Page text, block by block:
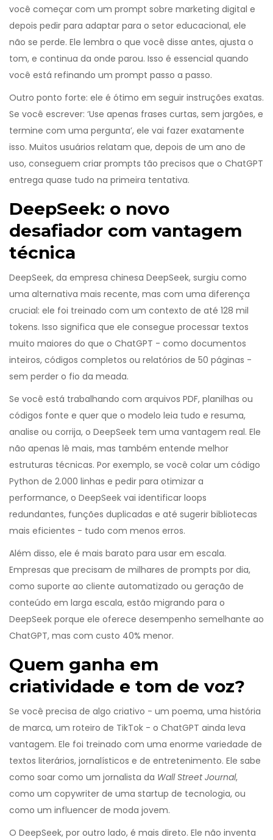
você começar com um prompt sobre marketing digital e
depois pedir para adaptar para o setor educacional, ele
não se perde. Ele lembra o que você disse antes, ajusta o
tom, e continua da onde parou. Isso é essencial quando
você está refinando um prompt passo a passo.
Outro ponto forte: ele é ótimo em seguir instruções exatas.
Se você escrever: ‘Use apenas frases curtas, sem jargões, e
termine com uma pergunta’, ele vai fazer exatamente
isso. Muitos usuários relatam que, depois de um ano de
uso, conseguem criar prompts tão precisos que o ChatGPT
entrega quase tudo na primeira tentativa.
DeepSeek: o novo
desafiador com vantagem
técnica
DeepSeek, da empresa chinesa DeepSeek, surgiu como
uma alternativa mais recente, mas com uma diferença
crucial: ele foi treinado com um contexto de até 128 mil
tokens. Isso significa que ele consegue processar textos
muito maiores do que o ChatGPT - como documentos
inteiros, códigos completos ou relatórios de 50 páginas -
sem perder o fio da meada.
Se você está trabalhando com arquivos PDF, planilhas ou
códigos fonte e quer que o modelo leia tudo e resuma,
analise ou corrija, o DeepSeek tem uma vantagem real. Ele
não apenas lê mais, mas também entende melhor
estruturas técnicas. Por exemplo, se você colar um código
Python de 2.000 linhas e pedir para otimizar a
performance, o DeepSeek vai identificar loops
redundantes, funções duplicadas e até sugerir bibliotecas
mais eficientes - tudo com menos erros.
Além disso, ele é mais barato para usar em escala.
Empresas que precisam de milhares de prompts por dia,
como suporte ao cliente automatizado ou geração de
conteúdo em larga escala, estão migrando para o
DeepSeek porque ele oferece desempenho semelhante ao
ChatGPT, mas com custo 40% menor.
Quem ganha em
criatividade e tom de voz?
Se você precisa de algo criativo - um poema, uma história
de marca, um roteiro de TikTok - o ChatGPT ainda leva
vantagem. Ele foi treinado com uma enorme variedade de
textos literários, jornalísticos e de entretenimento. Ele sabe
como soar como um jornalista da Wall Street Journal,
como um copywriter de uma startup de tecnologia, ou
como um influencer de moda jovem.
O DeepSeek, por outro lado, é mais direto. Ele não inventa